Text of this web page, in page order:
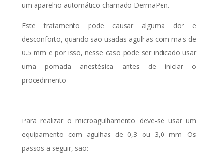
um aparelho automático chamado DermaPen.
Este tratamento pode causar alguma dor e
desconforto, quando são usadas agulhas com mais de
0.5 mm e por isso, nesse caso pode ser indicado usar
uma pomada anestésica antes de iniciar o
procedimento
Para realizar o microagulhamento deve-se usar um
equipamento com agulhas de 0,3 ou 3,0 mm. Os
passos a seguir, são: